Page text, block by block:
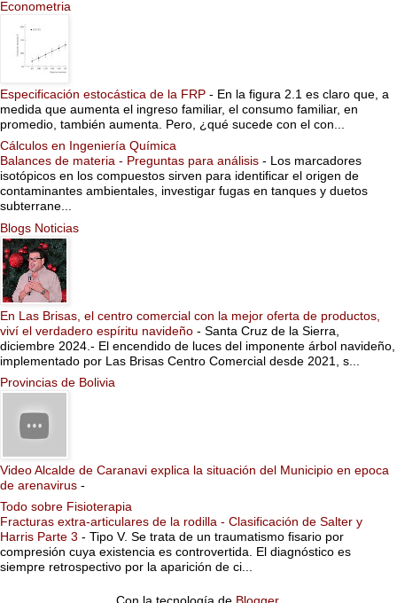
Econometria
Especificación estocástica de la FRP - En la figura 2.1 es claro que, a
medida que aumenta el ingreso familiar, el consumo familiar, en
promedio, también aumenta. Pero, ¿qué sucede con el con...
Cálculos en Ingeniería Química
Balances de materia - Preguntas para análisis - Los marcadores
isotópicos en los compuestos sirven para identificar el origen de
contaminantes ambientales, investigar fugas en tanques y duetos
subterrane...
Blogs Noticias
En Las Brisas, el centro comercial con la mejor oferta de productos,
viví el verdadero espíritu navideño - Santa Cruz de la Sierra,
diciembre 2024.- El encendido de luces del imponente árbol navideño,
implementado por Las Brisas Centro Comercial desde 2021, s...
Provincias de Bolivia
Video Alcalde de Caranavi explica la situación del Municipio en epoca
de arenavirus -
Todo sobre Fisioterapia
Fracturas extra-articulares de la rodilla - Clasificación de Salter y
Harris Parte 3 - Tipo V. Se trata de un traumatismo fisario por
compresión cuya existencia es controvertida. El diagnóstico es
siempre retrospectivo por la aparición de ci...
Con la tecnología de Blogger.